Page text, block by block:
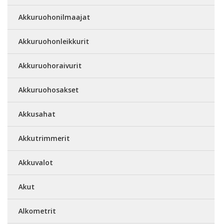
Akkuruohonilmaajat
Akkuruohonleikkurit
Akkuruohoraivurit
Akkuruohosakset
Akkusahat
Akkutrimmerit
Akkuvalot
Akut
Alkometrit